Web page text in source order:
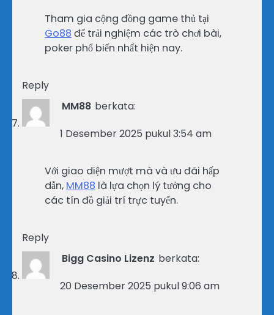
Tham gia cộng đồng game thủ tại
Go88 để trải nghiệm các trò chơi bài,
poker phổ biến nhất hiện nay.
Reply
MM88 berkata:
1 Desember 2025 pukul 3:54 am
Với giao diện mượt mà và ưu đãi hấp
dẫn, MM88 là lựa chọn lý tưởng cho
các tín đồ giải trí trực tuyến.
Reply
Bigg Casino Lizenz berkata:
20 Desember 2025 pukul 9:06 am